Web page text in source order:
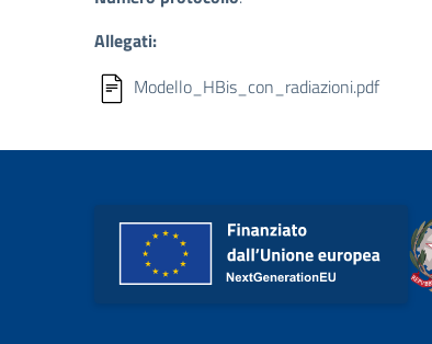
Allegati:
Modello_HBis_con_radiazioni.pdf